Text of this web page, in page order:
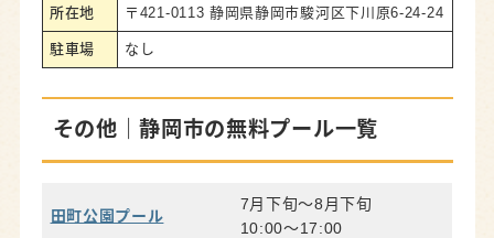
所在地 〒421-0113 静岡県静岡市駿河区下川原6-24-24
駐車場 なし
その他｜静岡市の無料プール一覧
田町公園プール
7月下旬～8月下旬
10:00～17:00